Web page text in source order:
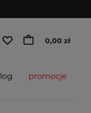
0,00 zł
promocje